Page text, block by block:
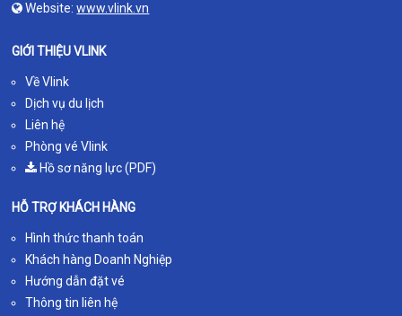
Website:www.vlink.vn
GIỚI THIỆU VLINK
Về Vlink
Dịch vụ du lịch
Liên hệ
Phòng vé Vlink
Hồ sơ năng lực (PDF)
HỖ TRỢ KHÁCH HÀNG
Hình thức thanh toán
Khách hàng Doanh Nghiệp
Hướng dẫn đặt vé
Thông tin liên hệ